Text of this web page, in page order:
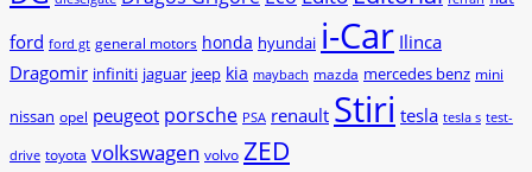
ford ford gt general motors honda hyundai i-Car Ilinca
Dragomir infiniti jaguar jeep kia maybach mazda mercedes benz mini
nissan opel peugeot porsche PSA renault Stiri tesla tesla s test-
drive toyota volkswagen volvo ZED